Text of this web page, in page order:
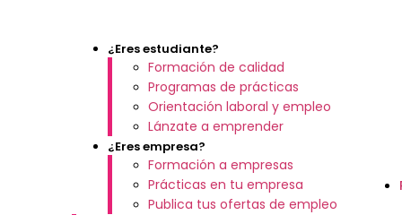
¿Eres estudiante?
Formación de calidad
Programas de prácticas
Orientación laboral y empleo
Lánzate a emprender
¿Eres empresa?
Formación a empresas
Prácticas en tu empresa
Publica tus ofertas de empleo